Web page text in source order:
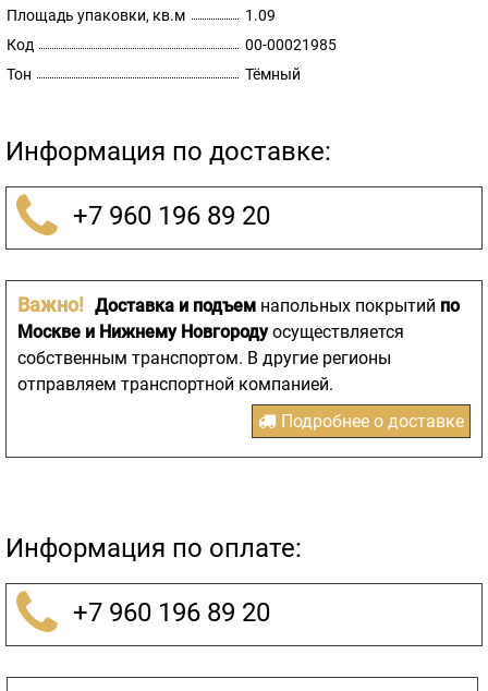
Площадь упаковки, кв.м
1.09
Код
00-00021985
Тон
Тёмный
Информация по доставке:
+7 960 196 89 20
Важно! Доставка и подъем напольных покрытий по
Москве и Нижнему Новгородуосуществляется
собственным транспортом. В другие регионы
отправляем транспортной компанией.
Подробнее о доставке
Информация по оплате:
+7 960 196 89 20